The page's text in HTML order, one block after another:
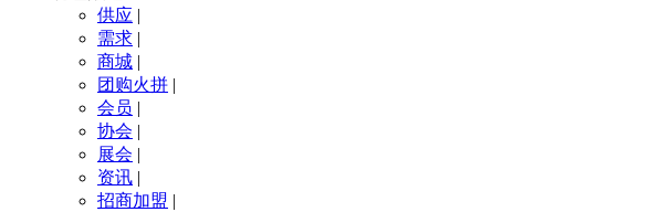
供应 |
需求 |
商城 |
团购火拼 |
会员 |
协会 |
展会 |
资讯 |
招商加盟 |